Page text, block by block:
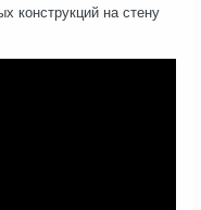
конструкций на стену